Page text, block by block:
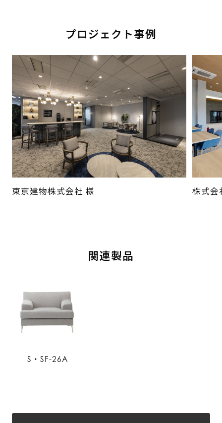
プロジェクト事例
東京建物株式会社 様 株式会
関連製品
S・SF-26A